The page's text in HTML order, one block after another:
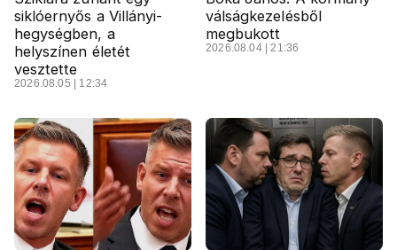
siklóernyős a Villányi-
hegységben, a
helyszínen életét
vesztette
2026.08.05 | 12:34
válságkezelésből
megbukott
2026.08.04 | 21:36